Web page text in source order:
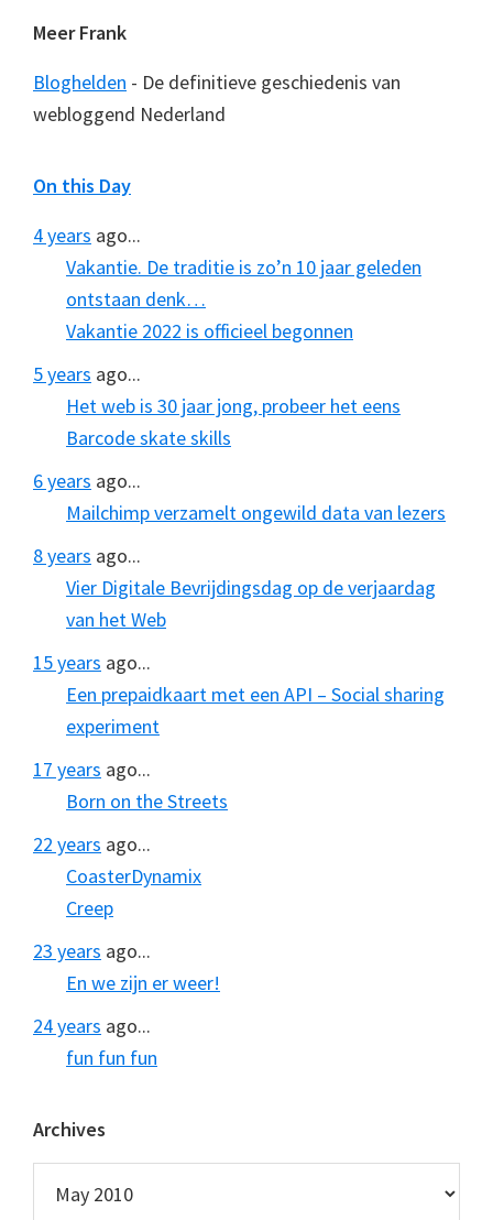
Meer Frank
Bloghelden - De definitieve geschiedenis van
webloggend Nederland
On this Day
4 years ago...
Vakantie. De traditie is zo’n 10 jaar geleden
ontstaan denk…
Vakantie 2022 is officieel begonnen
5 years ago...
Het web is 30 jaar jong, probeer het eens
Barcode skate skills
6 years ago...
Mailchimp verzamelt ongewild data van lezers
8 years ago...
Vier Digitale Bevrijdingsdag op de verjaardag
van het Web
15 years ago...
Een prepaidkaart met een API – Social sharing
experiment
17 years ago...
Born on the Streets
22 years ago...
CoasterDynamix
Creep
23 years ago...
En we zijn er weer!
24 years ago...
fun fun fun
Archives